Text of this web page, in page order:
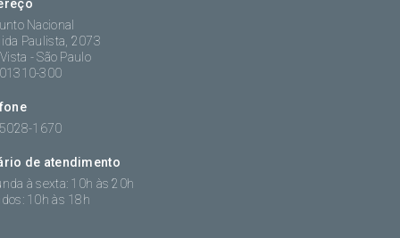
Nacional
Paulista, 2073
- São Paulo
300
1670
de atendimento
à sexta: 10h às 20h
10h às 18h